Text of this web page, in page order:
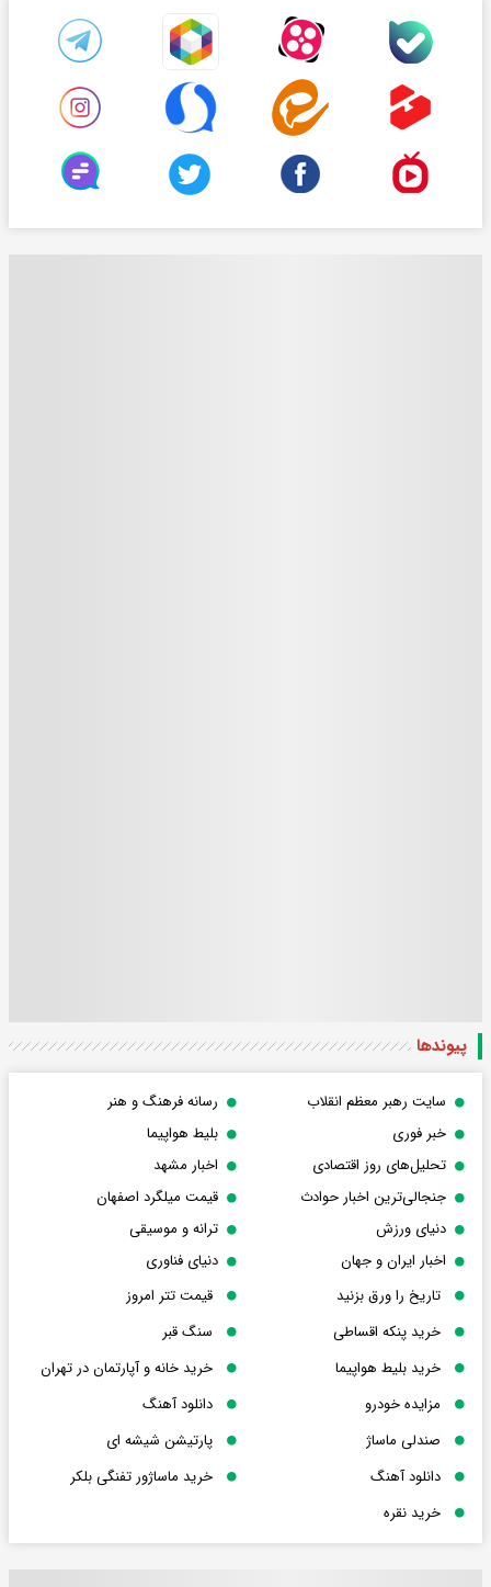
پیوندها
سایت رهبر معظم انقلاب
رسانه فرهنگ و هنر
خبر فوری
بلیط هواپیما
تحلیل‌های روز اقتصادی
اخبار مشهد
جنجالی‌ترین اخبار حوادث
قیمت میلگرد اصفهان
دنیای ورزش
ترانه و موسیقی
اخبار ایران و جهان
دنیای فناوری
تاریخ را ورق بزنید
قیمت تتر امروز
خرید پنکه اقساطی
سنگ قبر
خرید بلیط هواپیما
خرید خانه و آپارتمان در تهران
مزایده خودرو
دانلود آهنگ
صندلی ماساژ
پارتیشن شیشه ای
دانلود آهنگ
خرید ماساژور تفنگی بلکر
خرید نقره